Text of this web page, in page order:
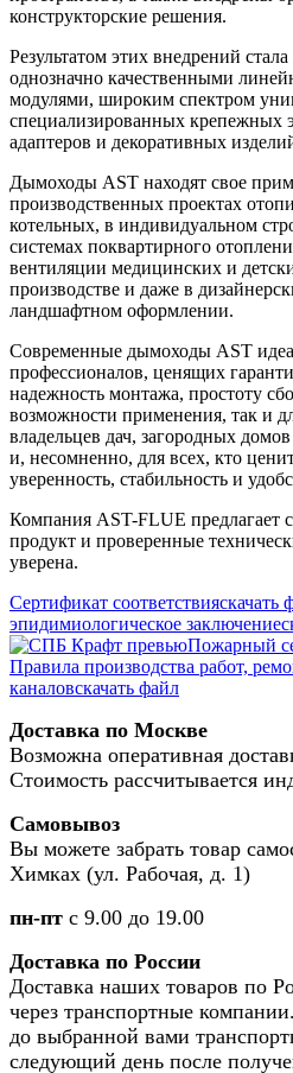
конструкторские решения.
Результатом этих внедрений
однозначно качественными
модулями, широким спектром
специализированных крепежных
адаптеров и декоративных
Дымоходы AST находят свое
производственных проектах
котельных, в индивидуальном
системах поквартирного
вентиляции медицинских и
производстве и даже в
ландшафтном оформлении.
Современные дымоходы AST
профессионалов, ценящих
надежность монтажа, простоту
возможности применения, так и
владельцев дач, загородных
и, несомненно, для всех, кто
уверенность, стабильность и
Компания AST-FLUE предлагает
продукт и проверенные
уверена.
Сертификат соответствияскачать
эпидимиологическое заключение
Пожарный
Правила производства работ,
каналовскачать файл
Доставка по Москве
Возможна оперативная
Стоимость рассчитывается
Самовывоз
Вы можете забрать товар
Химках (ул. Рабочая, д. 1)
пн-пт с 9.00 до 19.00
Доставка по России
Доставка наших товаров по
через транспортные
до выбранной вами
следующий день после